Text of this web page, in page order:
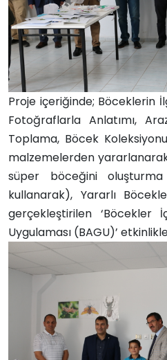
Proje içeriğinde; Böceklerin
Fotoğraflarla Anlatımı,
Toplama, Böcek
malzemelerden
süper böceğini
kullanarak), Yararlı
gerçekleştirilen ‘Böcekler
Uygulaması (BAGU)’